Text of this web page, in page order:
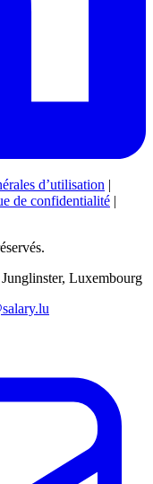
d’utilisation |
de confidentialité |
Luxembourg